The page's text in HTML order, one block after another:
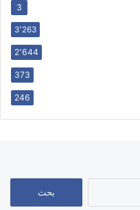
3
3٬263
2٬644
373
246